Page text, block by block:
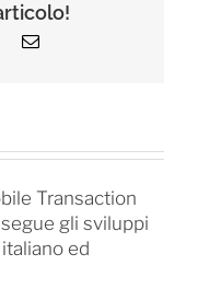
PinterestEmail
Transaction
gli sviluppi
ed